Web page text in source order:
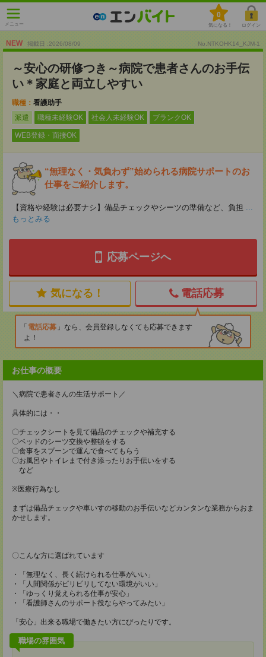
メニュー
0
気になる！ ログイン
NEW 掲載日 :2026/08/09 No.NTKOHK14_KJM-1
～安心の研修つき～病院で患者さんのお手伝
い＊家庭と両立しやすい
職種： 看護助手
派遣
職種未経験OK 社会人未経験OK ブランクOK
WEB登録・面接OK
“無理なく・気負わず”始められる病院サポートのお
仕事をご紹介します。
【資格や経験は必要ナシ】備品チェックやシーツの準備など、負担 ...
もっとみる
応募ページへ
気になる！ 電話応募
電話応募
なら、会員登録しなくても応募できます
よ！
お仕事の概要
＼病院で患者さんの生活サポート／
具体的には・・
〇チェックシートを見て備品のチェックや補充する
〇ベッドのシーツ交換や整頓をする
〇食事をスプーンで運んで食べてもらう
〇お風呂やトイレまで付き添ったりお手伝いをする
など
※医療行為なし
まずは備品チェックや車いすの移動のお手伝いなどカンタンな業務からおま
かせします。
〇こんな方に選ばれています
・「無理なく、長く続けられる仕事がいい」
・「人間関係がピリピリしてない環境がいい」
・「ゆっくり覚えられる仕事が安心」
・「看護師さんのサポート役ならやってみたい」
「安心」出来る職場で働きたい方にぴったりです。
職場の雰囲気